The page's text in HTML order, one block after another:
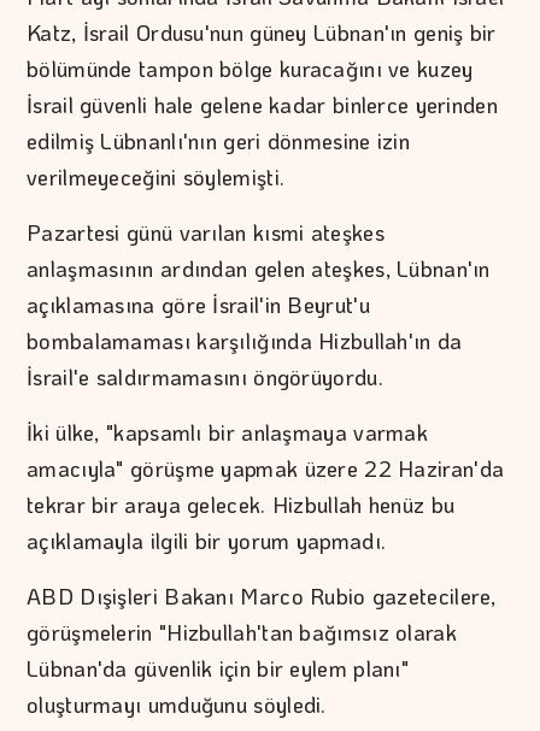
Katz, İsrail Ordusu'nun güney Lübnan'ın geniş bir
bölümünde tampon bölge kuracağını ve kuzey
İsrail güvenli hale gelene kadar binlerce yerinden
edilmiş Lübnanlı'nın geri dönmesine izin
verilmeyeceğini söylemişti.
Pazartesi günü varılan kısmi ateşkes
anlaşmasının ardından gelen ateşkes, Lübnan'ın
açıklamasına göre İsrail'in Beyrut'u
bombalamaması karşılığında Hizbullah'ın da
İsrail'e saldırmamasını öngörüyordu.
İki ülke, "kapsamlı bir anlaşmaya varmak
amacıyla" görüşme yapmak üzere 22 Haziran'da
tekrar bir araya gelecek. Hizbullah henüz bu
açıklamayla ilgili bir yorum yapmadı.
ABD Dışişleri Bakanı Marco Rubio gazetecilere,
görüşmelerin "Hizbullah'tan bağımsız olarak
Lübnan'da güvenlik için bir eylem planı"
oluşturmayı umduğunu söyledi.